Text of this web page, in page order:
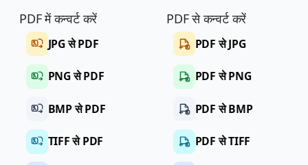
PDF में कन्वर्ट करें
JPG से PDF
PNG से PDF
BMP से PDF
TIFF से PDF
PDF से कन्वर्ट करें
PDF से JPG
PDF से PNG
PDF से BMP
PDF से TIFF